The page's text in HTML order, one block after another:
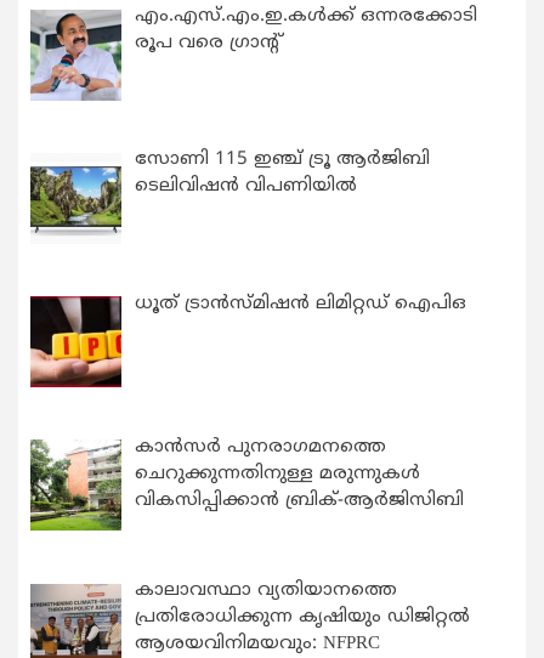
എം.എസ്.എം.ഇ.കൾക്ക് ഒന്നരക്കോടി
രൂപ വരെ ഗ്രാന്റ്
സോണി 115 ഇഞ്ച് ട്രൂ ആർജിബി
ടെലിവിഷൻ വിപണിയിൽ
ധൂത് ട്രാൻസ്മിഷൻ ലിമിറ്റഡ് ഐപിഒ
കാന്‍സര്‍ പുനരാഗമനത്തെ
ചെറുക്കുന്നതിനുള്ള മരുന്നുകള്‍
വികസിപ്പിക്കാന്‍ ബ്രിക്-ആര്‍ജിസിബി
കാലാവസ്ഥാ വ്യതിയാനത്തെ
പ്രതിരോധിക്കുന്ന കൃഷിയും ഡിജിറ്റൽ
ആശയവിനിമയവും: NFPRC